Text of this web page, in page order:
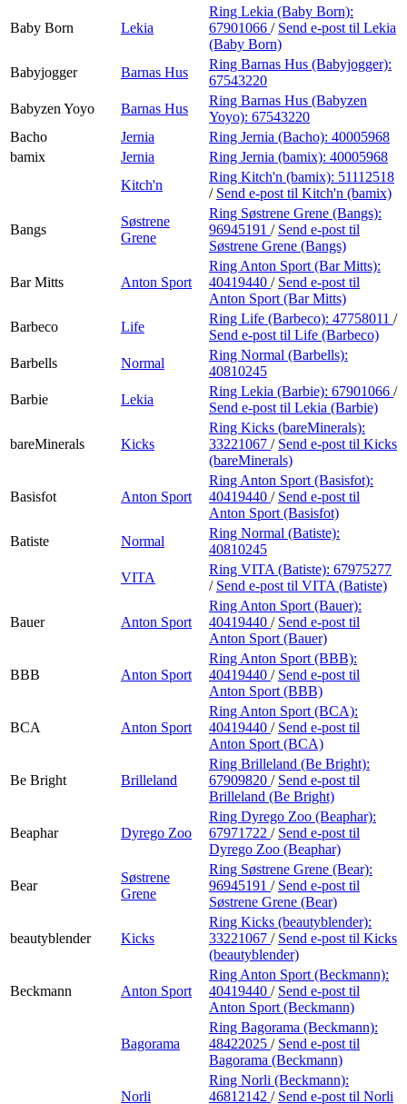
Baby Born Lekia
Ring Lekia (Baby Born):
67901066 / Send e-post til Lekia
(Baby Born)
Babyjogger
Barnas Hus
Ring Barnas Hus (Babyjogger):
67543220
Babyzen Yoyo
Barnas Hus
Ring Barnas Hus (Babyzen
Yoyo): 67543220
Bacho
Jernia Ring Jernia (Bacho): 40005968
bamix
Jernia Ring Jernia (bamix): 40005968
Kitch'n
Ring Kitch'n (bamix): 51112518
/ Send e-post til Kitch'n (bamix)
Bangs
Søstrene
Grene
Ring Søstrene Grene (Bangs):
96945191 / Send e-post til
Søstrene Grene (Bangs)
Bar Mitts Anton Sport
Ring Anton Sport (Bar Mitts):
40419440 / Send e-post til
Anton Sport (Bar Mitts)
Barbeco
Life
Ring Life (Barbeco): 47758011 /
Send e-post til Life (Barbeco)
Barbells
Normal
Ring Normal (Barbells):
40810245
Barbie
Lekia
Ring Lekia (Barbie): 67901066 /
Send e-post til Lekia (Barbie)
bareMinerals Kicks
Ring Kicks (bareMinerals):
33221067 / Send e-post til Kicks
(bareMinerals)
Basisfot Anton Sport
Ring Anton Sport (Basisfot):
40419440 / Send e-post til
Anton Sport (Basisfot)
Batiste
Normal
Ring Normal (Batiste):
40810245
VITA
Ring VITA (Batiste): 67975277
/ Send e-post til VITA (Batiste)
Bauer Anton Sport
Ring Anton Sport (Bauer):
40419440 / Send e-post til
Anton Sport (Bauer)
BBB Anton Sport
Ring Anton Sport (BBB):
40419440 / Send e-post til
Anton Sport (BBB)
BCA Anton Sport
Ring Anton Sport (BCA):
40419440 / Send e-post til
Anton Sport (BCA)
Be Bright Brilleland
Ring Brilleland (Be Bright):
67909820 / Send e-post til
Brilleland (Be Bright)
Beaphar Dyrego Zoo
Ring Dyrego Zoo (Beaphar):
67971722 / Send e-post til
Dyrego Zoo (Beaphar)
Bear
Søstrene
Grene
Ring Søstrene Grene (Bear):
96945191 / Send e-post til
Søstrene Grene (Bear)
beautyblender Kicks
Ring Kicks (beautyblender):
33221067 / Send e-post til Kicks
(beautyblender)
Beckmann Anton Sport
Ring Anton Sport (Beckmann):
40419440 / Send e-post til
Anton Sport (Beckmann)
Bagorama
Ring Bagorama (Beckmann):
48422025 / Send e-post til
Bagorama (Beckmann)
Norli
Ring Norli (Beckmann):
46812142 / Send e-post til Norli